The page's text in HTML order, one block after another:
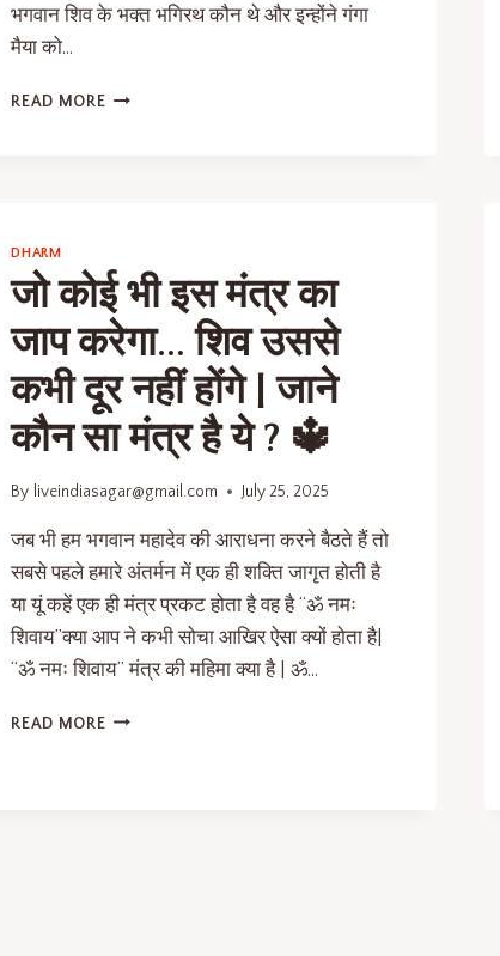
भगवान शिव के भक्त भगिरथ कौन थे और इन्होंने गंगा
मैया को…
READ MORE
DHARM
जो कोई भी इस मंत्र का
जाप करेगा… शिव उससे
कभी दूर नहीं होंगे | जाने
कौन सा मंत्र है ये ? 🔱
By liveindiasagar@gmail.com July 25, 2025
जब भी हम भगवान महादेव की आराधना करने बैठते हैं तो
सबसे पहले हमारे अंतर्मन में एक ही शक्ति जागृत होती है
या यूं कहें एक ही मंत्र प्रकट होता है वह है “ॐ नमः
शिवाय”क्या आप ने कभी सोचा आखिर ऐसा क्यों होता है|
“ॐ नमः शिवाय” मंत्र की महिमा क्या है | ॐ…
READ MORE